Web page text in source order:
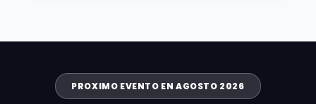
PROXIMO EVENTO EN AGOSTO 2026